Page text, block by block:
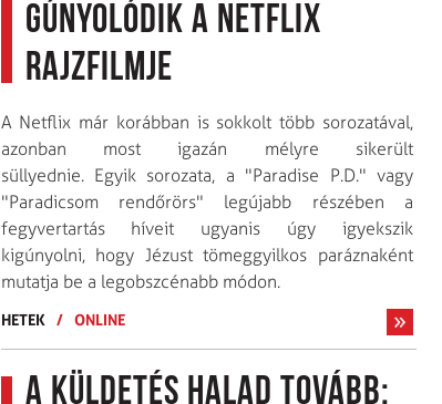
gúnyolódik a Netflix
rajzfilmje
A Netflix már korábban is sokkolt több sorozatával,
azonban most igazán mélyre sikerült
süllyednie. Egyik sorozata, a "Paradise P.D." vagy
"Paradicsom rendőrörs" legújabb részében a
fegyvertartás híveit ugyanis úgy igyekszik
kigúnyolni, hogy Jézust tömeggyilkos paráznaként
mutatja be a legobszcénabb módon.
HETEK / ONLINE
A Küldetés halad tovább: